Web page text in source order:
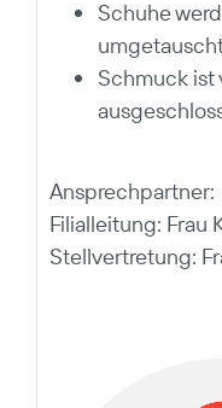
Schuhe
Schmuck ist
Ansprechpartner:
Filialleitung: Frau
Stellvertretung: